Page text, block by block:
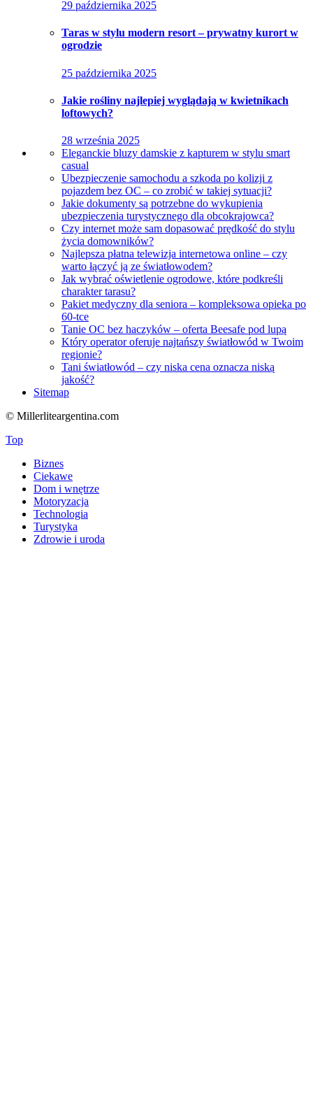
29 października 2025
Taras w stylu modern resort – prywatny kurort w
ogrodzie
25 października 2025
Jakie rośliny najlepiej wyglądają w kwietnikach
loftowych?
28 września 2025
Eleganckie bluzy damskie z kapturem w stylu smart
casual
Ubezpieczenie samochodu a szkoda po kolizji z
pojazdem bez OC – co zrobić w takiej sytuacji?
Jakie dokumenty są potrzebne do wykupienia
ubezpieczenia turystycznego dla obcokrajowca?
Czy internet może sam dopasować prędkość do stylu
życia domowników?
Najlepsza płatna telewizja internetowa online – czy
warto łączyć ją ze światłowodem?
Jak wybrać oświetlenie ogrodowe, które podkreśli
charakter tarasu?
Pakiet medyczny dla seniora – kompleksowa opieka po
60-tce
Tanie OC bez haczyków – oferta Beesafe pod lupą
Który operator oferuje najtańszy światłowód w Twoim
regionie?
Tani światłowód – czy niska cena oznacza niską
jakość?
Sitemap
© Millerliteargentina.com
Top
Biznes
Ciekawe
Dom i wnętrze
Motoryzacja
Technologia
Turystyka
Zdrowie i uroda